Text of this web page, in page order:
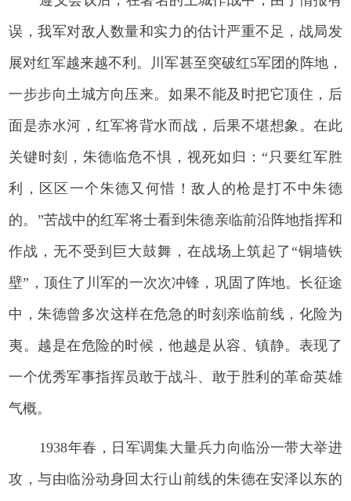
误，我军对敌人数量和实力的估计严重不足，战局发
展对红军越来越不利。川军甚至突破红5军团的阵地，
一步步向土城方向压来。如果不能及时把它顶住，后
面是赤水河，红军将背水而战，后果不堪想象。在此
关键时刻，朱德临危不惧，视死如归：“只要红军胜
利，区区一个朱德又何惜！敌人的枪是打不中朱德
的。”苦战中的红军将士看到朱德亲临前沿阵地指挥和
作战，无不受到巨大鼓舞，在战场上筑起了“铜墙铁
壁”，顶住了川军的一次次冲锋，巩固了阵地。长征途
中，朱德曾多次这样在危急的时刻亲临前线，化险为
夷。越是在危险的时候，他越是从容、镇静。表现了
一个优秀军事指挥员敢于战斗、敢于胜利的革命英雄
气概。
1938年春，日军调集大量兵力向临汾一带大举进
攻，与由临汾动身回太行山前线的朱德在安泽以东的